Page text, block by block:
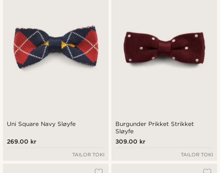
Uni Square Navy Sløyfe
269.00 kr
TAILOR TOKI
Burgunder Prikket Strikket
Sløyfe
309.00 kr
TAILOR TOKI